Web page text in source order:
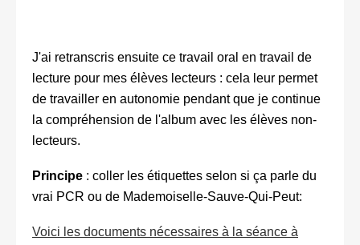
J'ai retranscris ensuite ce travail oral en travail de
lecture pour mes élèves lecteurs : cela leur permet
de travailler en autonomie pendant que je continue
la compréhension de l'album avec les élèves non-
lecteurs.
Principe : coller les étiquettes selon si ça parle du
vrai PCR ou de Mademoiselle-Sauve-Qui-Peut:
Voici les documents nécessaires à la séance à